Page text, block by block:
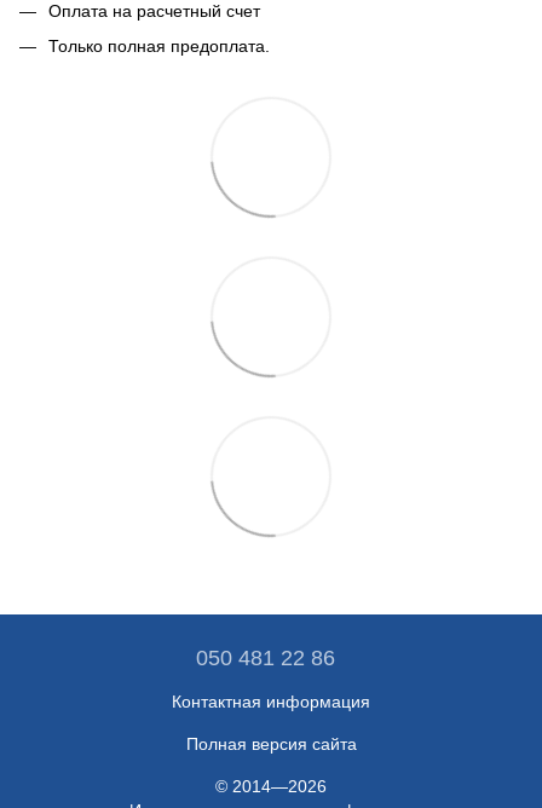
Оплата на расчетный счет
Только полная предоплата.
050 481 22 86
Контактная информация
Полная версия сайта
© 2014—2026